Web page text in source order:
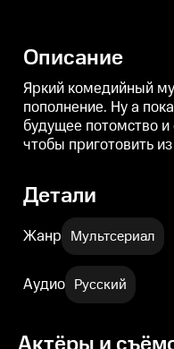
Описание
Яркий комедийный
пополнение. Ну а
будущее потомство
чтобы приготовить
Детали
Жанр Мультсериал
Аудио Русский